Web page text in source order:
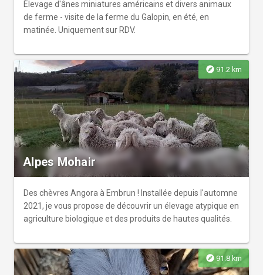
Élevage d'ânes miniatures américains et divers animaux
de ferme - visite de la ferme du Galopin, en été, en
matinée. Uniquement sur RDV.
explore 91.2 km
Alpes Mohair
Des chèvres Angora à Embrun ! Installée depuis l'automne
2021, je vous propose de découvrir un élevage atypique en
agriculture biologique et des produits de hautes qualités.
explore 91.8 km